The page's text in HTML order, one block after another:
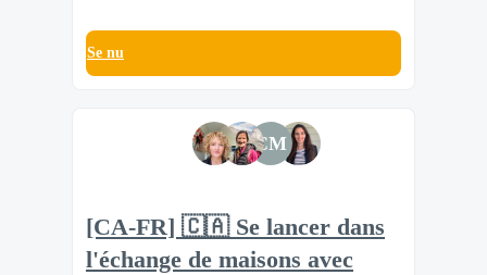
Se nu
CM
[CA-FR] 🇨🇦 Se lancer dans
l'échange de maisons avec